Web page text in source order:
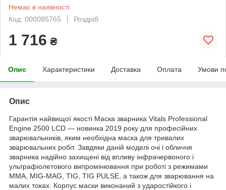
Немає в наявності
Код: 000085765
Роздріб
1 716 ₴
Опис Характеристики Доставка Оплата Умови
Опис
Гарантія найвищої якості Маска зварника Vitals Professional
Engine 2500 LCD — новинка 2019 року для професійних
зварювальників, яким необхідна маска для тривалих
зварювальних робіт. Завдяки даній моделі очі і обличчя
зварника надійно захищені від впливу інфрачервоного і
ультрафіолетового випромінювання при роботі з режимами
MMA, MIG-MAG, TIG, TIG PULSE, а також для зварювання на
малих токах. Корпус маски виконаний з ударостійкого і